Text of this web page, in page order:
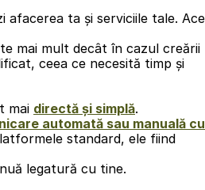
ceea ce necesită timp și
mai directă și simplă.
automată sau manuală cu
standard, ele fiind
legatură cu tine.